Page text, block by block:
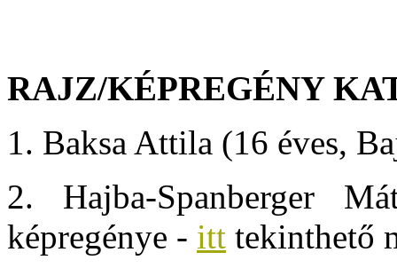
RAJZ/KÉPREGÉNY
1. Baksa Attila (16 éves,
2. Hajba-Spanberger
képregénye - itt tekinthető